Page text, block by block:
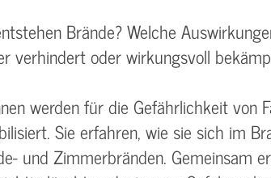
Brände? Welche
verhindert oder wirkungsvoll
werden für die Gefährlichkeit von
Sie erfahren, wie sie sich im
und Zimmerbränden. Gemeinsam